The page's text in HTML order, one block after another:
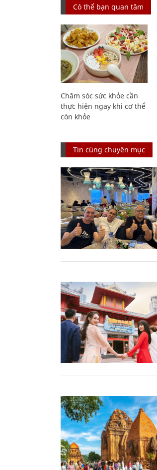
Có thể bạn quan tâm
Chăm sóc sức khỏe cần
thực hiện ngay khi cơ thể
còn khỏe
Tin cùng chuyên mục